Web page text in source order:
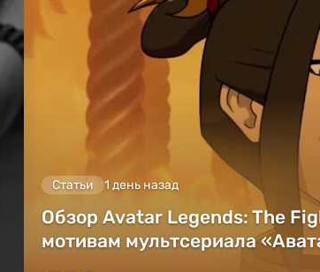
Статьи 1 день назад
Обзор Avatar Legends: The
мотивам мультсериала